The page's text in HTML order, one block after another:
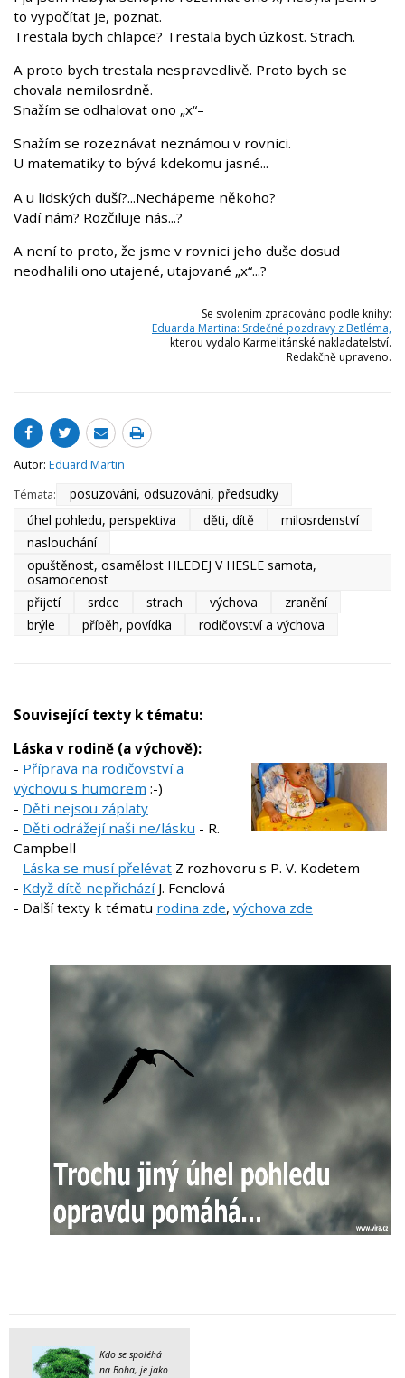
to vypočítat je, poznat.
Trestala bych chlapce? Trestala bych úzkost. Strach.
A proto bych trestala nespravedlivě. Proto bych se
chovala nemilosrdně.
Snažím se odhalovat ono „x“–
Snažím se rozeznávat neznámou v rovnici.
U matematiky to bývá kdekomu jasné...
A u lidských duší?...Nechápeme někoho?
Vadí nám? Rozčiluje nás...?
A není to proto, že jsme v rovnici jeho duše dosud
neodhalili ono utajené, utajované „x“...?
Se svolením zpracováno podle knihy:
Eduarda Martina: Srdečné pozdravy z Betléma,
kterou vydalo Karmelitánské nakladatelství.
Redakčně upraveno.
Autor: Eduard Martin
Témata:
posuzování, odsuzování, předsudky
úhel pohledu, perspektiva
děti, dítě
milosrdenství
naslouchání
opuštěnost, osamělost HLEDEJ V HESLE samota,
osamocenost
přijetí
srdce strach výchova
zranění
brýle
příběh, povídka rodičovství a výchova
Související texty k tématu:
Láska v rodině (a výchově):
- Příprava na rodičovství a
výchovu s humorem :-)
- Děti nejsou záplaty
- Děti odrážejí naši ne/lásku - R.
Campbell
- Láska se musí přelévat Z rozhovoru s P. V. Kodetem
- Když dítě nepřicházíJ. Fenclová
- Další texty k tématu rodina zde, výchova zde
Kdo se spoléhá
na Boha, je jako